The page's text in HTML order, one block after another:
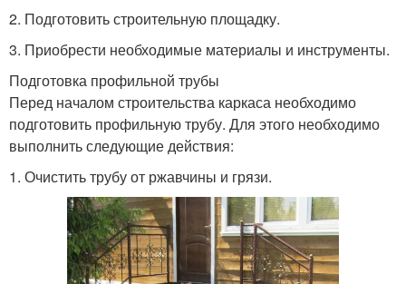
2. Подготовить строительную площадку.
3. Приобрести необходимые материалы и инструменты.
Подготовка профильной трубы
Перед началом строительства каркаса необходимо
подготовить профильную трубу. Для этого необходимо
выполнить следующие действия:
1. Очистить трубу от ржавчины и грязи.